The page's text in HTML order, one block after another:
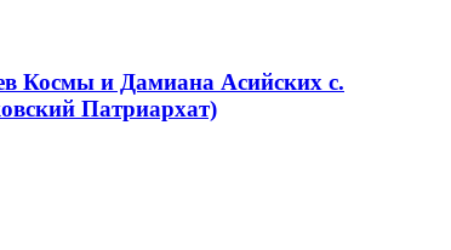
Космы и Дамиана Асийских с.
Патриархат)